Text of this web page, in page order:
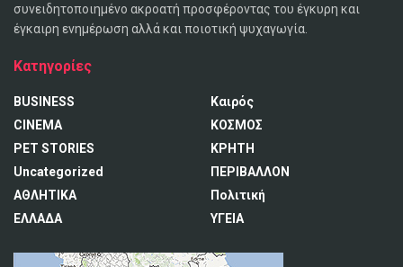
συνειδητοποιημένο ακροατή προσφέροντας του έγκυρη και
έγκαιρη ενημέρωση αλλά και ποιοτική ψυχαγωγία.
Κατηγορίες
BUSINESS
CINEMA
PET STORIES
Uncategorized
ΑΘΛΗΤΙΚΑ
ΕΛΛΑΔΑ
Καιρός
ΚΟΣΜΟΣ
ΚΡΗΤΗ
ΠΕΡΙΒΑΛΛΟΝ
Πολιτική
ΥΓΕΙΑ